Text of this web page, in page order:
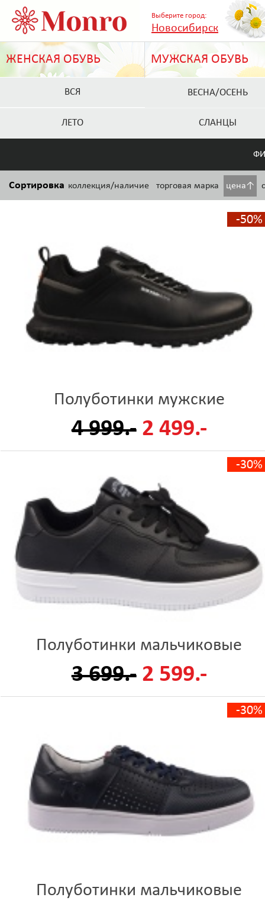
Выберите город:
Новосибирск
ЖЕНСКАЯ ОБУВЬ МУЖСКАЯ ОБУВЬ
ВСЯ ВЕСНА/ОСЕНЬ
ЛЕТО СЛАНЦЫ
Сортировка коллекция/наличие торговая марка цена↑
-50%
Полуботинки мужские
4 999.- 2 499.-
-30%
Полуботинки мальчиковые
3 699.- 2 599.-
-30%
Полуботинки мальчиковые